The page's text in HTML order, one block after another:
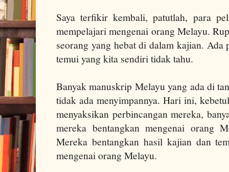
Saya terfikir kembali, patutlah, para
mempelajari mengenai orang Melayu.
seorang yang hebat di dalam kajian.
temui yang kita sendiri tidak tahu.
Banyak manuskrip Melayu yang ada di
tidak ada menyimpannya. Hari ini,
menyaksikan perbincangan mereka,
mereka bentangkan mengenai orang
Mereka bentangkan hasil kajian dan
mengenai orang Melayu.